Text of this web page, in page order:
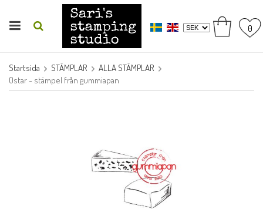
0
Startsida STÄMPLAR
ALLA STÄMPLAR
Ostar - stämpel från gummiapan